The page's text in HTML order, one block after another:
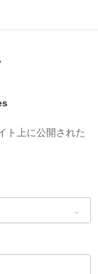
ト上に公開された